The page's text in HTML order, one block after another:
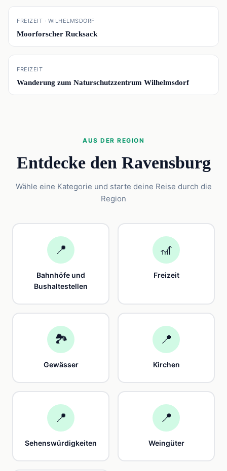
📍
FREIZEIT · WILHELMSDORF
Moorforscher Rucksack
📍
FREIZEIT
Wanderung zum Naturschutzzentrum Wilhelmsdorf
AUS DER REGION
Entdecke den Ravensburg
Wähle eine Kategorie und starte deine Reise durch die
Region
📍
Bahnhöfe und
Bushaltestellen
🎢
Freizeit
🏞️
Gewässer
📍
Kirchen
📍
Sehenswürdigkeiten
📍
Weingüter